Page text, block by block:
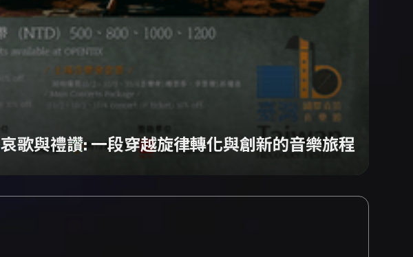
哀歌與禮讚: 一段穿越旋律轉化與創新的音樂旅程